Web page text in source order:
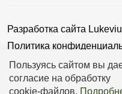
Пользуясь сайтом вы
согласие на обработку
cookie-файлов.
Разработка сайта
Политика
Пользовательское